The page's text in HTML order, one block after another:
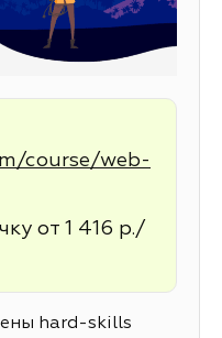
course/web-
от 1 416 р./
hard-skills